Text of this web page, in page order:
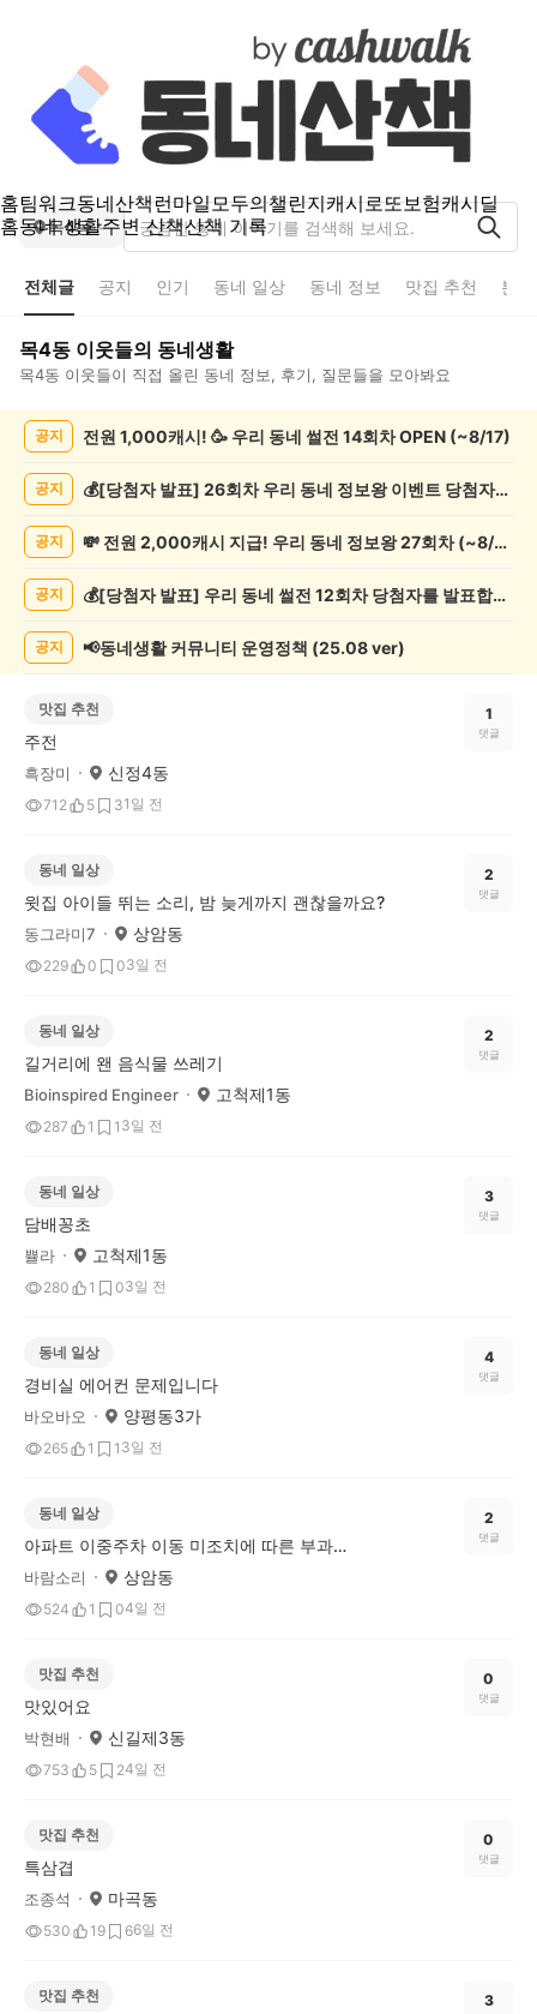
홈팀워크동네산책런마일모두의챌린지캐시로또보험캐시딜
홈동네 생활주변 산책산책 기록
목4동
전체글 공지 인기 동네 일상 동네 정보 맛집 추천 분
목4동 이웃들의 동네생활
목4동 이웃들이 직접 올린 동네 정보, 후기, 질문들을 모아봐요
공지 전원 1,000캐시! 🥳 우리 동네 썰전 14회차 OPEN (~8/17)
공지 💰[당첨자 발표] 26회차 우리 동네 정보왕 이벤트 당첨자를 발표합니다!
공지 💸 전원 2,000캐시 지급! 우리 동네 정보왕 27회차 (~8/10)
공지 💰[당첨자 발표] 우리 동네 썰전 12회차 당첨자를 발표합니다!
공지 📢동네생활 커뮤니티 운영정책 (25.08 ver)
맛집 추천
주전
흑장미 신정4동
712 5 31일 전
1
댓글
동네 일상
윗집 아이들 뛰는 소리, 밤 늦게까지 괜찮을까요?
동그라미7 상암동
229 0 03일 전
2
댓글
동네 일상
길거리에 왠 음식물 쓰레기
Bioinspired Engineer 고척제1동
287 1 1 3일 전
2
댓글
동네 일상
담배꽁초
쁄라 고척제1동
280 1 03일 전
3
댓글
동네 일상
경비실 에어컨 문제입니다
바오바오 양평동3가
265 1 1 3일 전
4
댓글
동네 일상
아파트 이중주차 이동 미조치에 따른 부과금(벌금)
바람소리 상암동
524 1 04일 전
2
댓글
맛집 추천
맛있어요
박현배 신길제3동
753 5 24일 전
0
댓글
맛집 추천
특삼겹
조종석 마곡동
530 19 66일 전
0
댓글
맛집 추천 3